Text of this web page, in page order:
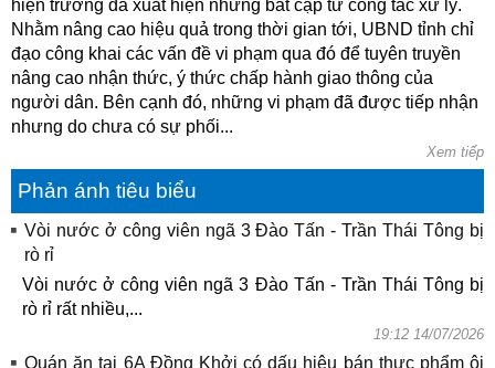
hiện trường đã xuất hiện những bất cập từ công tác xử lý.
Nhằm nâng cao hiệu quả trong thời gian tới, UBND tỉnh chỉ
đạo công khai các vấn đề vi phạm qua đó để tuyên truyền
nâng cao nhận thức, ý thức chấp hành giao thông của
người dân. Bên cạnh đó, những vi phạm đã được tiếp nhận
nhưng do chưa có sự phối...
Xem tiếp
Phản ánh tiêu biểu
Vòi nước ở công viên ngã 3 Đào Tấn - Trần Thái Tông bị
rò rỉ
Vòi nước ở công viên ngã 3 Đào Tấn - Trần Thái Tông bị
rò rỉ rất nhiều,...
19:12 14/07/2026
Quán ăn tại 6A Đồng Khởi có dấu hiệu bán thực phẩm ôi